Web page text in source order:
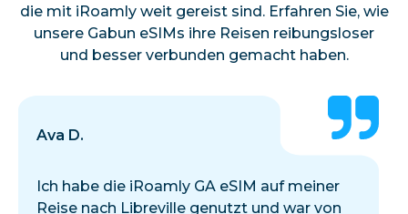
die mit iRoamly weit gereist sind. Erfahren Sie, wie
unsere Gabun eSIMs ihre Reisen reibungsloser
und besser verbunden gemacht haben.
Ava D.
Ich habe die iRoamly GA eSIM auf meiner
Reise nach Libreville genutzt und war von